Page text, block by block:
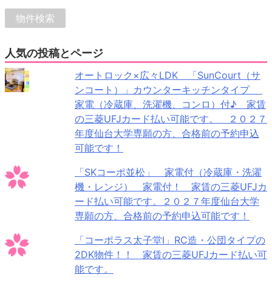
人気の投稿とページ
オートロック×広々LDK 「SunCourt（サ
ンコート）」カウンターキッチンタイプ
家電（冷蔵庫、洗濯機、コンロ）付♪ 家賃
の三菱UFJカード払い可能です。 ２０２７
年度仙台大学専願の方、合格前の予約申込
可能です！
「SKコーポ並松」 家電付（冷蔵庫・洗濯
機・レンジ） 家電付！ 家賃の三菱UFJカ
ード払い可能です。２０２７年度仙台大学
専願の方、合格前の予約申込可能です！
「コーポラス太子堂Ⅰ」RC造・公団タイプの
2DK物件！！ 家賃の三菱UFJカード払い可
能です。